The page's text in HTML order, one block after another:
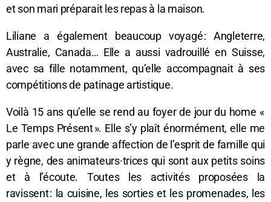
et son mari préparait les repas à la maison.
Liliane a également beaucoup voyagé : Angleterre,
Australie, Canada… Elle a aussi vadrouillé en Suisse,
avec sa fille notamment, qu’elle accompagnait à ses
compétitions de patinage artistique.
Voilà 15 ans qu’elle se rend au foyer de jour du home «
Le Temps Présent ». Elle s’y plaît énormément, elle me
parle avec une grande affection de l’esprit de famille qui
y règne, des animateurs·trices qui sont aux petits soins
et à l’écoute. Toutes les activités proposées la
ravissent : la cuisine, les sorties et les promenades, les